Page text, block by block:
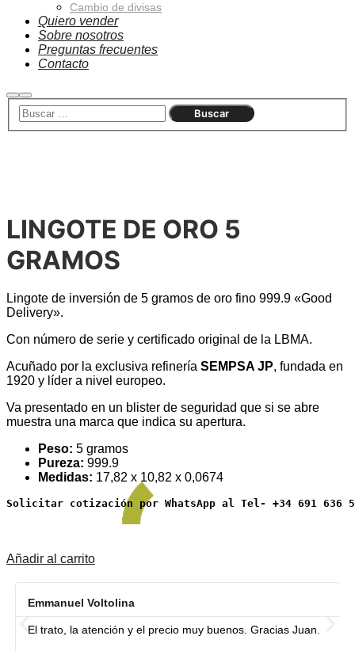
Cambio de divisas
Quiero vender
Sobre nosotros
Preguntas frecuentes
Contacto
Buscar
Menú
principal
LINGOTE DE ORO 5
GRAMOS
Lingote de inversión de 5 gramos de oro fino 999.9 «Good
Delivery».
Con número de serie y certificado original de la LBMA.
Acuñado por la exclusiva refinería SEMPSA JP, fundada en
1920 y líder a nivel europeo.
Va presentado en un blister de seguridad que si se abre
muestra una marca que indica su apertura.
Peso: 5 gramos
Pureza: 999.9
Medidas: 17,82 x 10,82 x 0,0674
Solicitar cotización por WhatsApp al Tel- +34 691 636
Añadir al carrito
Emmanuel Voltolina
El trato, la atención y el precio muy buenos. Gracias Juan.